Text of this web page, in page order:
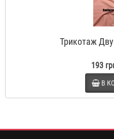
Трикотаж
193
В